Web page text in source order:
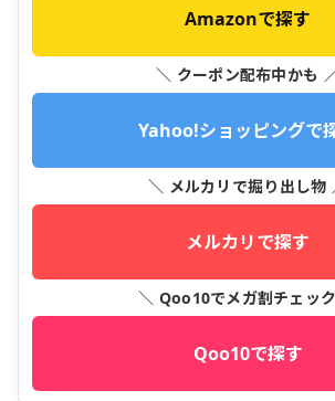
Amazonで探す
＼ クーポン配布中かも
Yahoo!ショッピングで
＼ メルカリで掘り出し物
メルカリで探す
＼ Qoo10でメガ割チェッ
Qoo10で探す